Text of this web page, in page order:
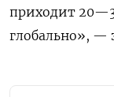
приходит
глобально», —